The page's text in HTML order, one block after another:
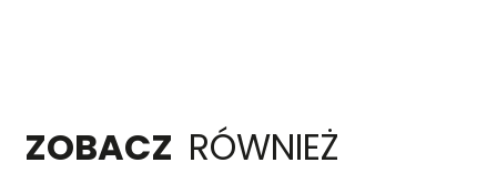
ZOBACZ RÓWNIEŻ